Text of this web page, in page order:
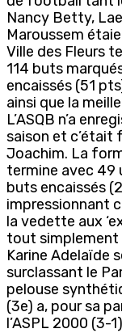
Nancy Betty,
Maroussem
Ville des Fleurs
114 buts
encaissés (51
ainsi que la
L’ASQB n’a
saison et c’était
Joachim. La
termine avec 49
buts encaissés
impressionnant
la vedette aux
tout simplement
Karine Adelaïde
surclassant le
pelouse
(3e) a, pour sa
l’ASPL 2000 (3-